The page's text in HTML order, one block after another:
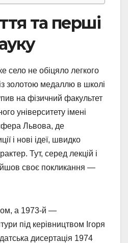
та перші
село не обіцяло легкого
золотою медаллю в школі
на фізичний факультет
університету імені
Львова, де
і нові ідеї, швидко
Тут, серед лекцій і
своє покликання —
а 1973-й —
під керівництвом Ігоря
дисертація 1974